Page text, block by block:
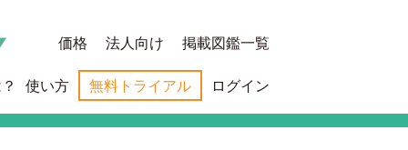
価格 法人向け 掲載図鑑一覧
使い方 無料トライアル ログイン